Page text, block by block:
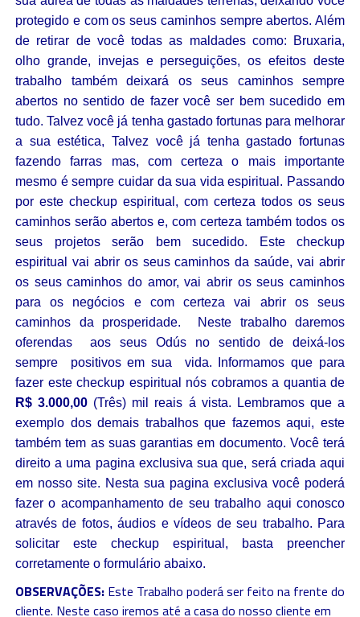
protegido e com os seus caminhos sempre abertos. Além
de retirar de você todas as maldades como: Bruxaria,
olho grande, invejas e perseguições, os efeitos deste
trabalho também deixará os seus caminhos sempre
abertos no sentido de fazer você ser bem sucedido em
tudo. Talvez você já tenha gastado fortunas para melhorar
a sua estética, Talvez você já tenha gastado fortunas
fazendo farras mas, com certeza o mais importante
mesmo é sempre cuidar da sua vida espiritual. Passando
por este checkup espiritual, com certeza todos os seus
caminhos serão abertos e, com certeza também todos os
seus projetos serão bem sucedido. Este checkup
espiritual vai abrir os seus caminhos da saúde, vai abrir
os seus caminhos do amor, vai abrir os seus caminhos
para os negócios e com certeza vai abrir os seus
caminhos da prosperidade. Neste trabalho daremos
oferendas aos seus Odús no sentido de deixá-los
sempre positivos em sua vida. Informamos que para
fazer este checkup espiritual nós cobramos a quantia de
R$ 3.000,00 (Três) mil reais á vista. Lembramos que a
exemplo dos demais trabalhos que fazemos aqui, este
também tem as suas garantias em documento. Você terá
direito a uma pagina exclusiva sua que, será criada aqui
em nosso site. Nesta sua pagina exclusiva você poderá
fazer o acompanhamento de seu trabalho aqui conosco
através de fotos, áudios e vídeos de seu trabalho. Para
solicitar este checkup espiritual, basta preencher
corretamente o formulário abaixo.
OBSERVAÇÕES: Este Trabalho poderá ser feito na frente do
cliente. Neste caso iremos até a casa do nosso cliente em